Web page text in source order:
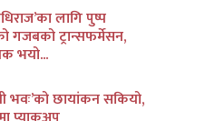
लागि पुष्प
गजबको ट्रान्सफर्मेसन,
भयो...
भवः’को छायांकन सकियो,